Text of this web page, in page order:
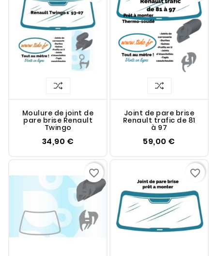
Moulure de joint de
pare brise Renault
Twingo
34,90 €
Joint de pare brise
Renault trafic de 81
à 97
59,00 €
favorite_border favorite_border